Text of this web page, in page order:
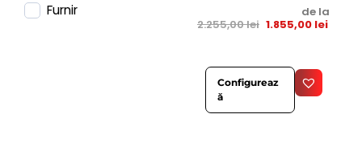
Furnir
de la
2.255,00lei 1.855,00 lei
Configureaz
ă